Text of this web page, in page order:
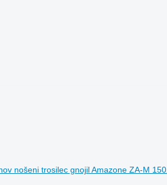
nošeni trosilec gnojil Amazone ZA-M